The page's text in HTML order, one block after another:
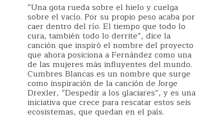
“Una gota rueda sobre el hielo y cuelga
sobre el vacío. Por su propio peso acaba por
caer dentro del río. El tiempo que todo lo
cura, también todo lo derrite”, dice la
canción que inspiró el nombre del proyecto
que ahora posiciona a Fernández como una
de las mujeres más influyentes del mundo.
Cumbres Blancas es un nombre que surge
como inspiración de la canción de Jorge
Drexler, “Despedir a los glaciares”, y es una
iniciativa que crece para rescatar estos seis
ecosistemas, que quedan en el país.